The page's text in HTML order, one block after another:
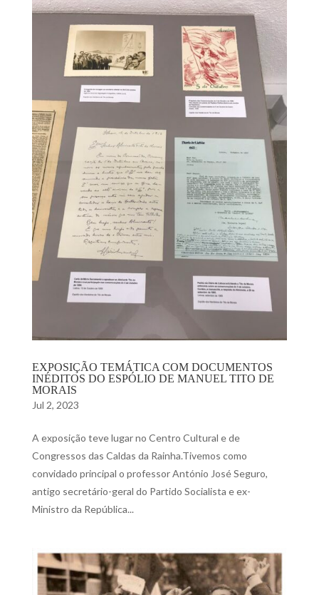
EXPOSIÇÃO TEMÁTICA COM DOCUMENTOS
INÉDITOS DO ESPÓLIO DE MANUEL TITO DE
MORAIS
Jul 2, 2023
A exposição teve lugar no Centro Cultural e de
Congressos das Caldas da Rainha.Tivemos como
convidado principal o professor António José Seguro,
antigo secretário-geral do Partido Socialista e ex-
Ministro da República...